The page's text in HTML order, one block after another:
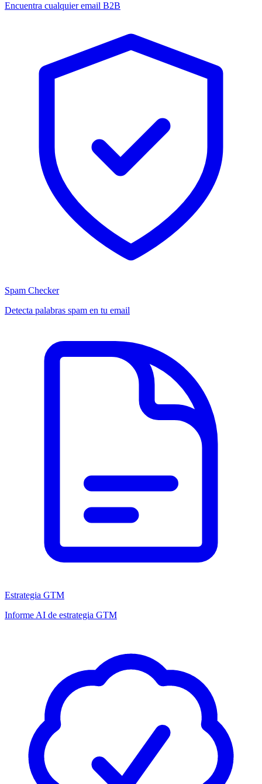
Encuentra cualquier email B2B
Spam Checker
Detecta palabras spam en tu email
Estrategia GTM
Informe AI de estrategia GTM